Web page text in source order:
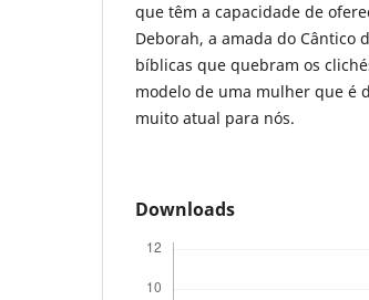
que têm a capacidade de
Deborah, a amada do Cântico
bíblicas que quebram os
modelo de uma mulher que é
muito atual para nós.
Downloads